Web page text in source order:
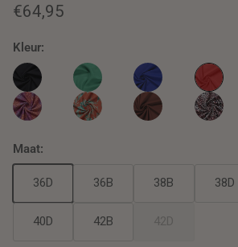
€64,95
Kleur:
CAVIAR TRIANGEL BIKINITOP
GREEN OASIS TRIANGEL
INK BLUE
Maat:
36D 36B 38B 38D
40D 42B 42D